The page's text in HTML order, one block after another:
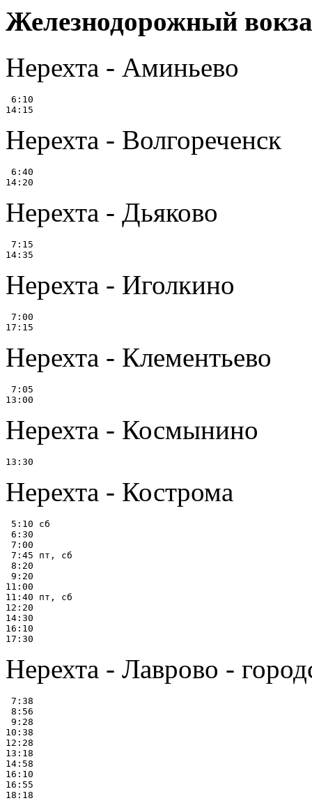
Железнодорожный
Нерехта - Аминьево
6:10
Нерехта - Волгореченск
6:40
Нерехта - Дьяково
7:15
Нерехта - Иголкино
7:00
Нерехта - Клементьево
7:05
Нерехта - Космынино
Нерехта - Кострома
5:10 сб
6:30
7:00
7:45 пт, сб
8:20
9:20
11:00
11:40 пт, сб
12:20
14:30
16:10
Нерехта - Лаврово -
7:38
8:56
9:28
10:38
12:28
13:18
14:58
16:10
16:55